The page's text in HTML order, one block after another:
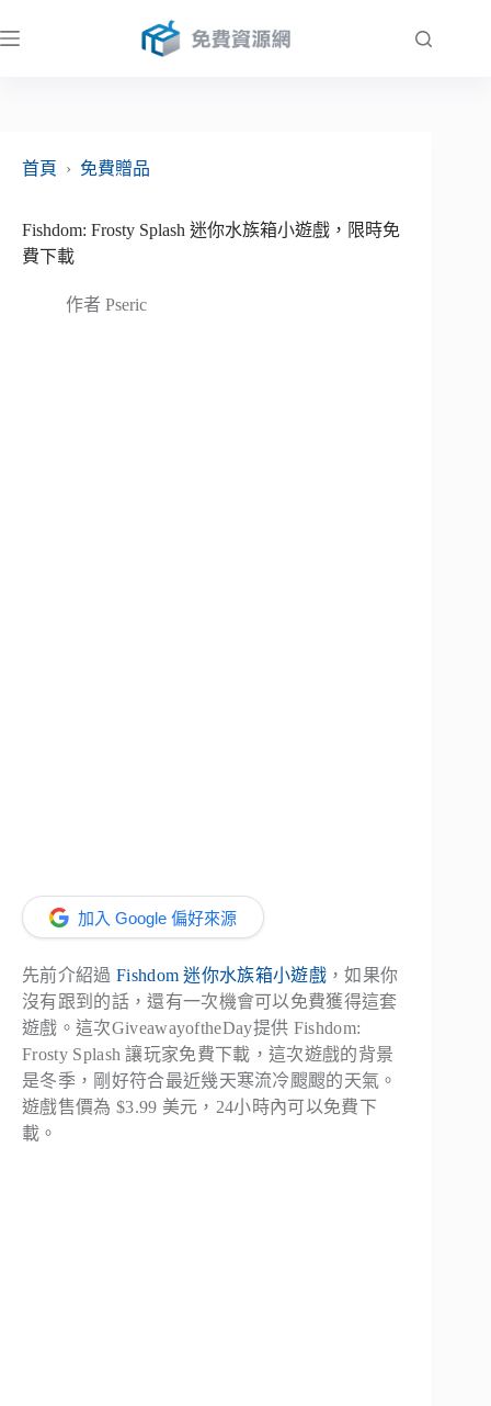
至
首頁
› 免費贈品
Fishdom: Frosty Splash 迷你水族箱小遊戲，限時免
費下載
作者 Pseric
加入 Google 偏好來源
先前介紹過 Fishdom 迷你水族箱小遊戲 ，如果你
沒有跟到的話，還有一次機會可以免費獲得這套
遊戲。這次GiveawayoftheDay提供 Fishdom:
Frosty Splash 讓玩家免費下載，這次遊戲的背景
是冬季，剛好符合最近幾天寒流冷颼颼的天氣。
遊戲售價為 $3.99 美元，24小時內可以免費下
載。